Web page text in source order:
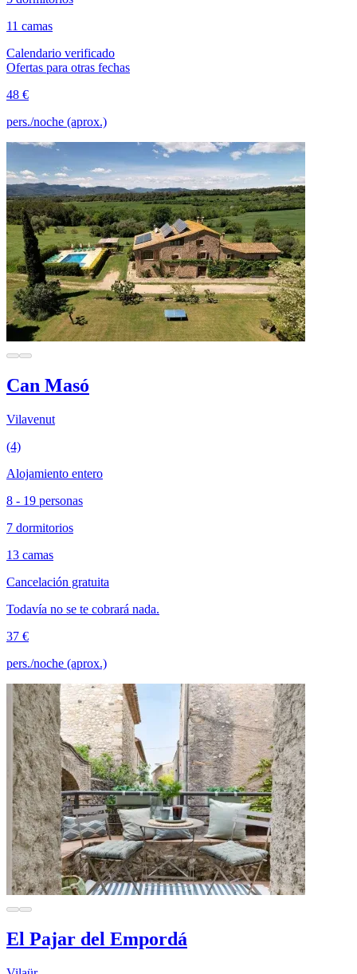
11 camas
Calendario verificado
Ofertas para otras fechas
48 €
pers./noche (aprox.)
Can Masó
Vilavenut
(4)
Alojamiento entero
8 - 19 personas
7 dormitorios
13 camas
Cancelación gratuita
Todavía no se te cobrará nada.
37 €
pers./noche (aprox.)
El Pajar del Empordá